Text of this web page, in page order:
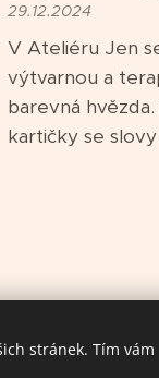
29.12.2024
V Ateliéru Jen
výtvarnou a
barevná
kartičky se slovy
© 2024
stránek. Tím vám